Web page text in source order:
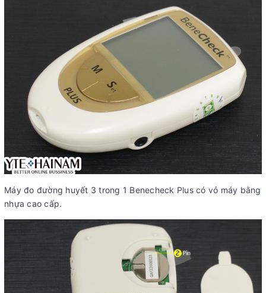
Máy đo đường huyết 3 trong 1 Benecheck Plus có vỏ máy bằng
nhựa cao cấp.